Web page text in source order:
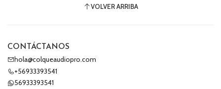
VOLVER ARRIBA
CONTÁCTANOS
hola@colqueaudiopro.com
+56933393541
56933393541